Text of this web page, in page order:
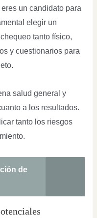
un candidato para
elegir un
tanto físico,
y cuestionarios para
salud general y
a los resultados.
tanto los riesgos
de